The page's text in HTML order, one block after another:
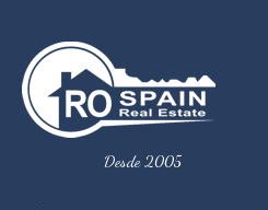
Desde 2005